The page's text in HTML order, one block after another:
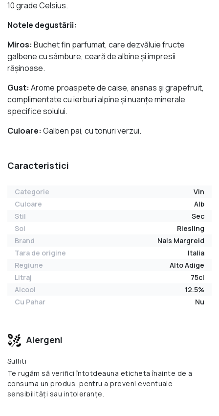
10 grade Celsius.
Notele degustării:
Miros: Buchet fin parfumat, care dezvăluie fructe
galbene cu sâmbure, ceară de albine şi impresii
răşinoase.
Gust: Arome proaspete de caise, ananas şi grapefruit,
complimentate cu ierburi alpine şi nuanţe minerale
specifice soiului.
Culoare: Galben pai, cu tonuri verzui.
Caracteristici
Categorie
Vin
Culoare
Alb
Stil
Sec
Soi
Riesling
Brand
Nals Margreid
Tara de origine
Italia
Regiune
Alto Adige
Litraj
75cl
Alcool
12.5%
Cu Pahar
Nu
Alergeni
Sulfiti
Te rugăm să verifici întotdeauna eticheta înainte de a
consuma un produs, pentru a preveni eventuale
sensibilități sau intoleranțe.